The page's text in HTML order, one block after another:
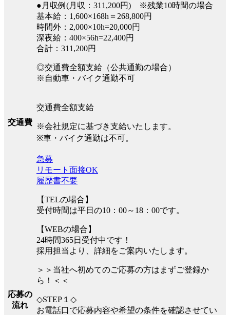
●月収例(月収：311,200円) ※残業10時間の場合
基本給：1,600×168h＝268,800円
時間外：2,000×10h=20,000円
深夜給：400×56h=22,400円
合計：311,200円
◎交通費全額支給（公共通勤の場合）
※自動車・バイク通勤不可
交通費
交通費全額支給
※会社規定に基づき支給いたします。
※車・バイク通勤は不可。
応募の
流れ
急募
リモート面接OK
履歴書不要
【TELの場合】
受付時間は平日の10：00～18：00です。
【WEBの場合】
24時間365日受付中です！
採用担当より、詳細をご案内いたします。
＞＞当社へ初めてのご応募の方はまずご登録か
ら！＜＜
◇STEP１◇
お電話口で応募内容や希望の条件を確認させてい